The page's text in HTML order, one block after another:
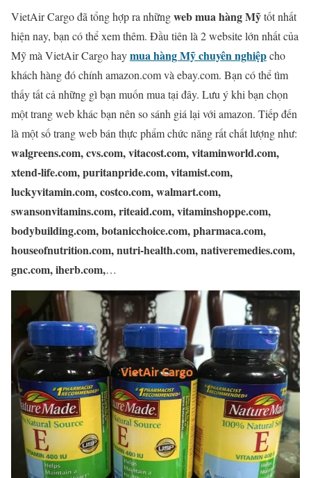
VietAir Cargo đã tổng hợp ra nhữngweb mua hàng Mỹtốt nhất
hiện nay, bạn có thể xem thêm. Đầu tiên là 2 website lớn nhất của
Mỹ mà VietAir Cargo haymua hàng Mỹ chuyên nghiệpcho
khách hàng đó chính amazon.com và ebay.com. Bạn có thể tìm
thấy tất cả những gì bạn muốn mua tại đây. Lưu ý khi bạn chọn
một trang web khác bạn nên so sánh giá lại với amazon. Tiếp đến
là một số trang web bán thực phẩm chức năng rất chất lượng như:
walgreens.com, cvs.com, vitacost.com, vitaminworld.com,
xtend-life.com, puritanpride.com, vitamist.com,
luckyvitamin.com, costco.com, walmart.com,
swansonvitamins.com, riteaid.com, vitaminshoppe.com,
bodybuilding.com, botanicchoice.com, pharmaca.com,
houseofnutrition.com, nutri-health.com, nativeremedies.com,
gnc.com, iherb.com,…